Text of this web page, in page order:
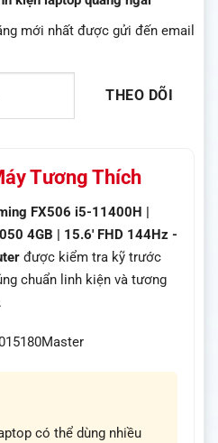
mới nhất được gửi đến email
THEO DÕI
Tương Thích
FX506 i5-11400H |
4GB | 15.6′ FHD 144Hz -
được kiểm tra kỹ trước
chuẩn linh kiện và tương
có thể dùng nhiều